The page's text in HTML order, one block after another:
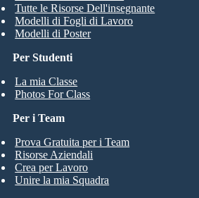
Per Studenti
La mia Classe
Photos For Class
Tutte le Risorse Dell'insegnante
Modelli di Fogli di Lavoro
Modelli di Poster
Per i Team
Prova Gratuita per i Team
Risorse Aziendali
Crea per Lavoro
Unire la mia Squadra